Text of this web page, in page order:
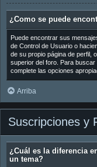
¿Como se puede
Puede encontrar sus
de Control de Usuario o
de su propio página de perfil,
superior del foro. Para
complete las opciones
Arriba
Suscripciones y
¿Cuál es la diferencia
un tema?